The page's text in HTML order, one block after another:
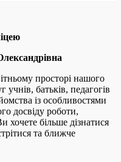
просторі нашого
батьків, педагогів
із особливостями
досвіду роботи,
більше дізнатися
та ближче